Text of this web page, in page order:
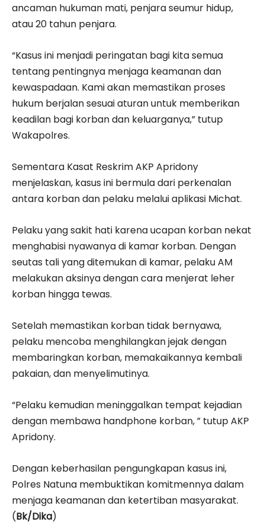
ancaman hukuman mati, penjara seumur hidup,
atau 20 tahun penjara.
“Kasus ini menjadi peringatan bagi kita semua
tentang pentingnya menjaga keamanan dan
kewaspadaan. Kami akan memastikan proses
hukum berjalan sesuai aturan untuk memberikan
keadilan bagi korban dan keluarganya,” tutup
Wakapolres.
Sementara Kasat Reskrim AKP Apridony
menjelaskan, kasus ini bermula dari perkenalan
antara korban dan pelaku melalui aplikasi Michat.
Pelaku yang sakit hati karena ucapan korban nekat
menghabisi nyawanya di kamar korban. Dengan
seutas tali yang ditemukan di kamar, pelaku AM
melakukan aksinya dengan cara menjerat leher
korban hingga tewas.
Setelah memastikan korban tidak bernyawa,
pelaku mencoba menghilangkan jejak dengan
membaringkan korban, memakaikannya kembali
pakaian, dan menyelimutinya.
“Pelaku kemudian meninggalkan tempat kejadian
dengan membawa handphone korban, ” tutup AKP
Apridony.
Dengan keberhasilan pengungkapan kasus ini,
Polres Natuna membuktikan komitmennya dalam
menjaga keamanan dan ketertiban masyarakat.
(Bk/Dika)